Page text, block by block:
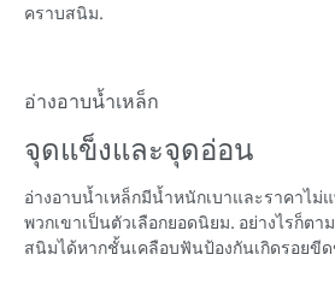
คราบสนิม.
อ่างอาบน้ำเหล็ก
จุดแข็งและจุดอ่อน
อ่างอาบน้ำเหล็กมีน้ำหนักเบาและราคาไม่
พวกเขาเป็นตัวเลือกยอดนิยม. อย่างไรก็ตา
สนิมได้หากชั้นเคลือบฟันป้องกันเกิดรอยขี